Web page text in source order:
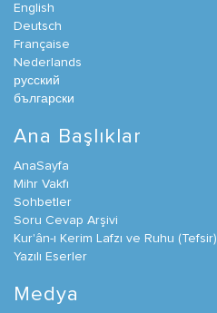
English
Deutsch
Française
Nederlands
русский
български
Ana Başlıklar
AnaSayfa
Mihr Vakfı
Sohbetler
Soru Cevap Arşivi
Kur'ân-ı Kerim Lafzı ve Ruhu (Tefsir)
Yazılı Eserler
Medya